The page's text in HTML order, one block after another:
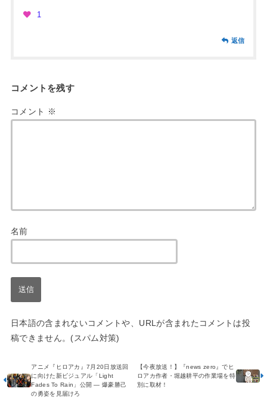
1
返信
コメントを残す
コメント ※
名前
日本語の含まれないコメントや、URLが含まれたコメントは投
稿できません。(スパム対策)
【今夜放送！】『news zero』でヒ
ロアカ作者・堀越耕平の作業場を特
別に取材！
アニメ『ヒロアカ』7月20日放送回
に向けた新ビジュアル「Light
Fades To Rain」公開 ― 爆豪勝己
の勇姿を見届けろ